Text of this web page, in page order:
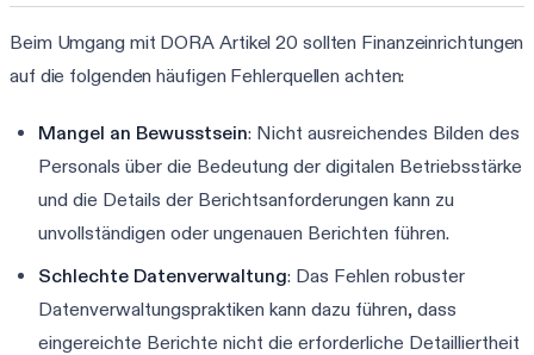
Beim Umgang mit DORA Artikel 20 sollten Finanzeinrichtungen
auf die folgenden häufigen Fehlerquellen achten:
Mangel an Bewusstsein: Nicht ausreichendes Bilden des
Personals über die Bedeutung der digitalen Betriebsstärke
und die Details der Berichtsanforderungen kann zu
unvollständigen oder ungenauen Berichten führen.
Schlechte Datenverwaltung: Das Fehlen robuster
Datenverwaltungspraktiken kann dazu führen, dass
eingereichte Berichte nicht die erforderliche Detailliertheit